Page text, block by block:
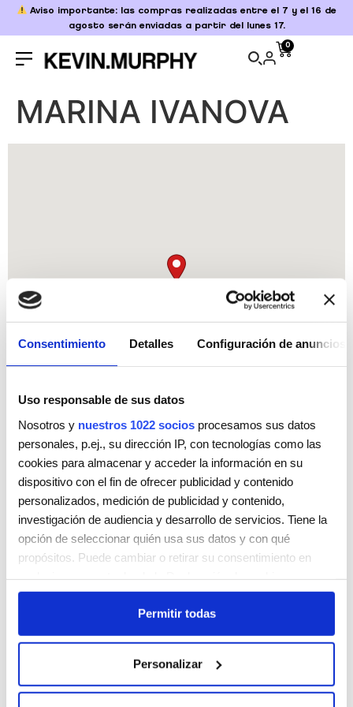
Consentimiento Detalles Configuración de anuncios
Uso responsable de sus datos
Nosotros y nuestros 1022 socios procesamos sus datos
personales, p.ej., su dirección IP, con tecnologías como las
cookies para almacenar y acceder la información en su
dispositivo con el fin de ofrecer publicidad y contenido
personalizados, medición de publicidad y contenido,
investigación de audiencia y desarrollo de servicios. Tiene la
opción de seleccionar quién usa sus datos y con qué
propósitos. Puede cambiar o retirar su consentimiento en
clicando en el Menú de consentimiento.
Si lo permite, también quisiéramos:
que puede tener una precisión de varios metros
Identificar su dispositivo analizándolo activamente
Permitir todas
Personalizar
Aviso importante: las compras realizadas entre el 7 y el 16 de
agosto serán enviadas a partir del lunes 17.
0
MARINA IVANOVA
MARINA IVANOVA
ERCILLA 3
BILBAOVizcaya 48009
ESPAÑA
Teléfono: 946116730
Lunes
Cerrada
Martes
9:30 AM - 6:30 PM
9:30 AM - 6:30 PM
Viernes
9:30 AM - 6:30 PM
9:30 AM - 2:00 PM